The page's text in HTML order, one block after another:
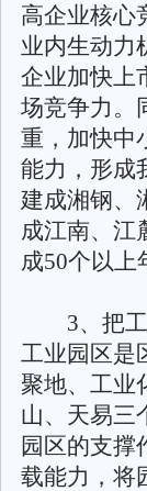
高企业核心
业内生动力
企业加快上
场竞争力。
重，加快中
能力，形成
建成湘钢、
成江南、江
成50个以上
3、把工
工业园区是
聚地、工业
山、天易三
园区的支撑
载能力，将